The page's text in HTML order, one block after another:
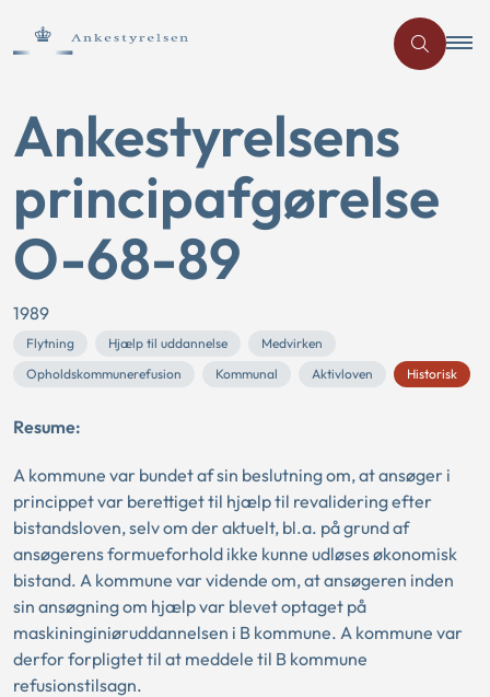
Ankestyrelsens
principafgørelse
O-68-89
1989
Flytning Hjælp til uddannelse
Medvirken
Opholdskommunerefusion
Kommunal Aktivloven Historisk
Resume:
A kommune var bundet af sin beslutning om, at ansøger i
princippet var berettiget til hjælp til revalidering efter
bistandsloven, selv om der aktuelt, bl.a. på grund af
ansøgerens formueforhold ikke kunne udløses økonomisk
bistand. A kommune var vidende om, at ansøgeren inden
sin ansøgning om hjælp var blevet optaget på
maskininginiøruddannelsen i B kommune. A kommune var
derfor forpligtet til at meddele til B kommune
refusionstilsagn.